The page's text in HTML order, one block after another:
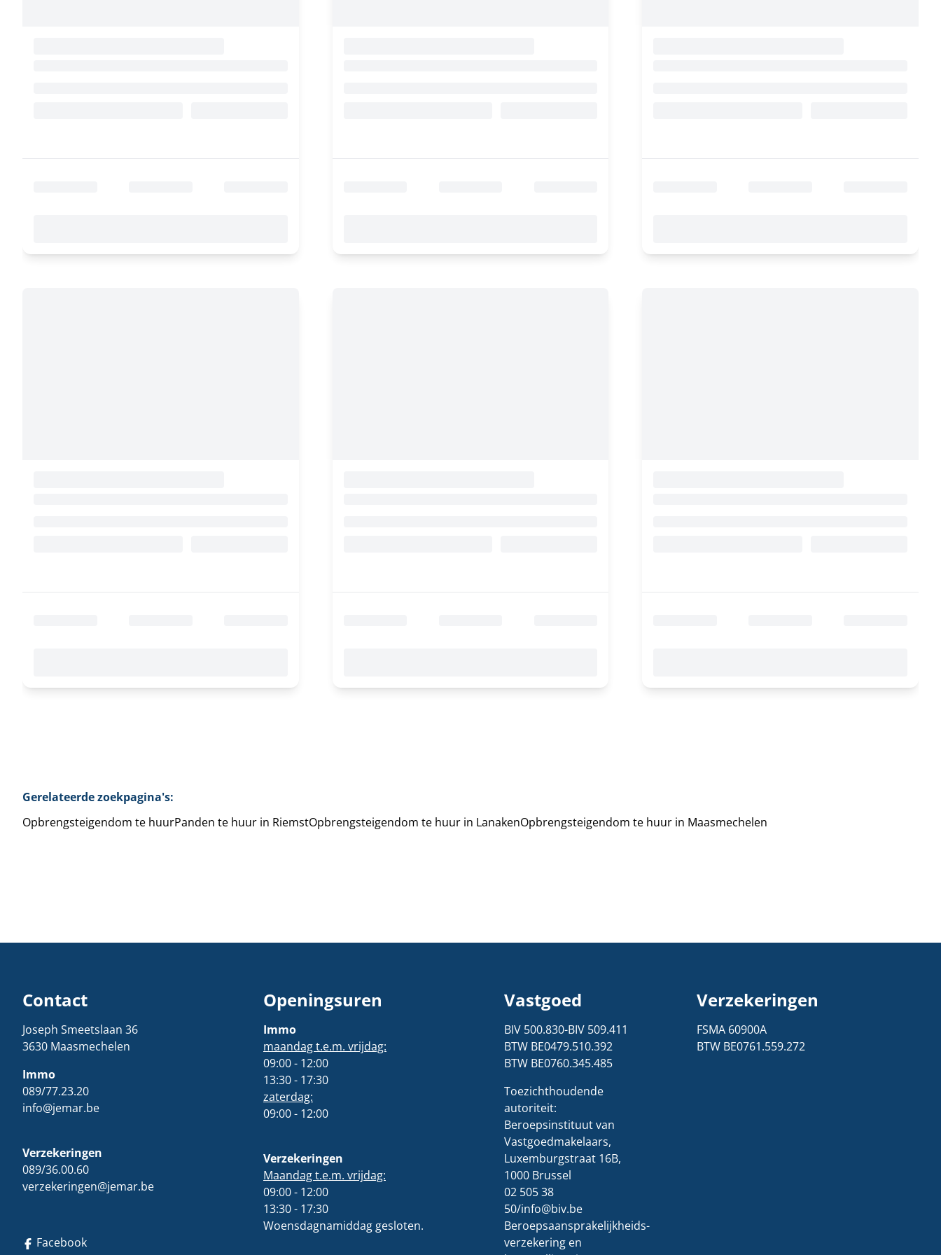
Gerelateerde zoekpagina's:
Opbrengsteigendom te huurPanden te huur in RiemstOpbrengsteigendom te huur in LanakenOpbrengsteigendom te huur in Maasmechelen
Contact
Joseph Smeetslaan 36
3630 Maasmechelen
Immo
089/77.23.20
info@jemar.be
Verzekeringen
089/36.00.60
verzekeringen@jemar.be
Facebook
Openingsuren
Immo
maandag t.e.m. vrijdag:
09:00 - 12:00
13:30 - 17:30
zaterdag:
09:00 - 12:00
Verzekeringen
Maandag t.e.m. vrijdag:
09:00 - 12:00
13:30 - 17:30
Woensdagnamiddag gesloten.
Vastgoed
BIV 500.830-BIV 509.411
BTW BE0479.510.392
BTW BE0760.345.485
Toezichthoudende
autoriteit:
Beroepsinstituut van
Vastgoedmakelaars,
Luxemburgstraat 16B,
1000 Brussel
02 505 38
50/info@biv.be
Beroepsaansprakelijkheids-
verzekering en
Verzekeringen
FSMA 60900A
BTW BE0761.559.272